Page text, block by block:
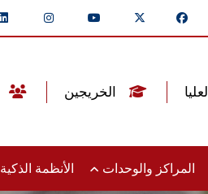
المراكز والوحدات الأنظمة الذكية